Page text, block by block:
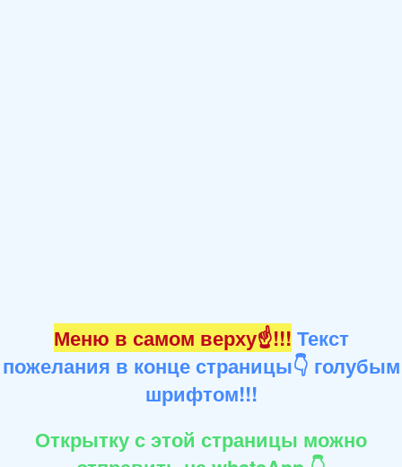
Меню в самом верху☝!!! Текст
пожелания в конце страницы👇 голубым
шрифтом!!!
Открытку с этой страницы можно